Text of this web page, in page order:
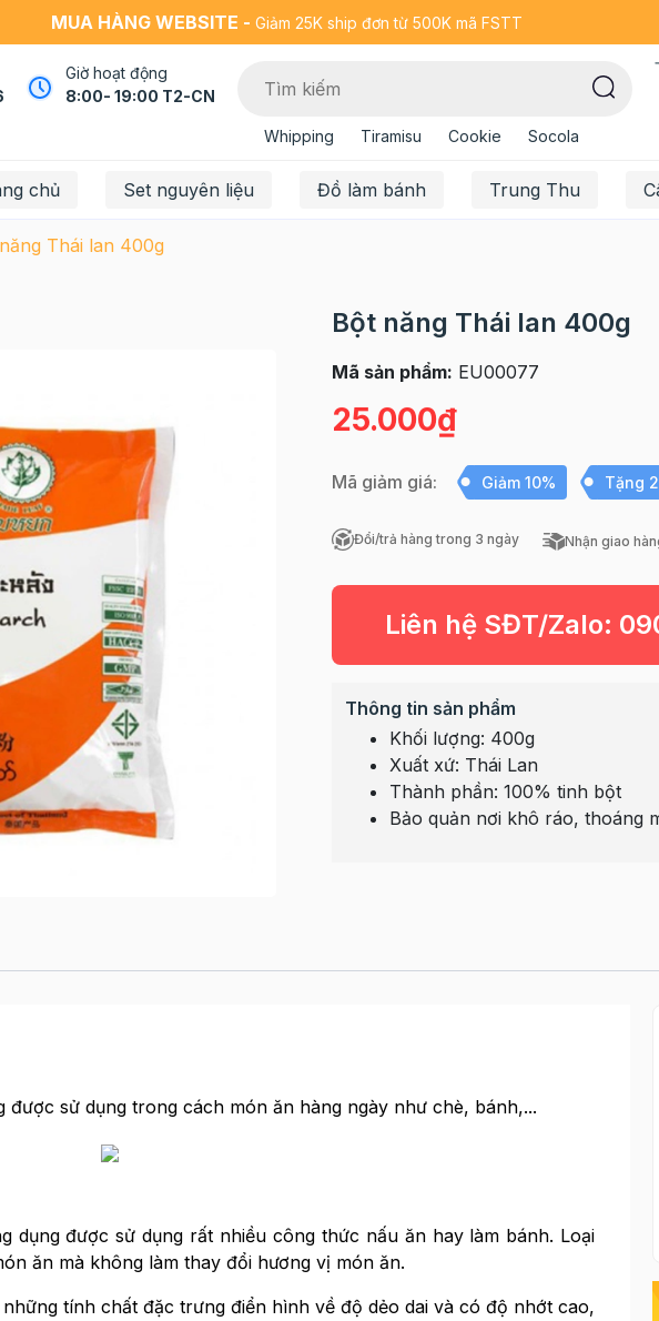
MUA HÀNG WEBSITE - Giảm 25K ship đơn từ 500K mã FSTT
Giờ hoạt động
8:00- 19:00 T2-CN
Whipping Tiramisu Cookie Socola
chủ Set nguyên liệu Đồ làm bánh Trung Thu
Thái lan 400g
Bột năng Thái lan 400g
Mã sản phẩm: EU00077
25.000₫
Mã giảm giá: Giảm 10% Tặng
Đổi/trả hàng trong 3 ngày Nhận giao
Liên hệ SĐT/Zalo:
Thông tin sản phẩm
Khối lượng: 400g
Xuất xứ: Thái Lan
Thành phần: 100% tinh bột
Bảo quản nơi khô ráo, thoáng
sử dụng trong cách món ăn hàng ngày như chè, bánh,...
dụng được sử dụng rất nhiều công thức nấu ăn hay làm bánh. Loại
ăn mà không làm thay đổi hương vị món ăn.
tính chất đặc trưng điển hình về độ dẻo dai và có độ nhớt cao,